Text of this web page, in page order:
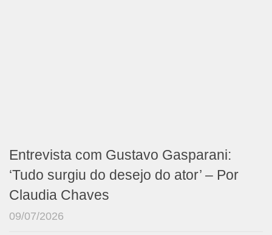
Entrevista com Gustavo Gasparani:
‘Tudo surgiu do desejo do ator’ – Por
Claudia Chaves
09/07/2026